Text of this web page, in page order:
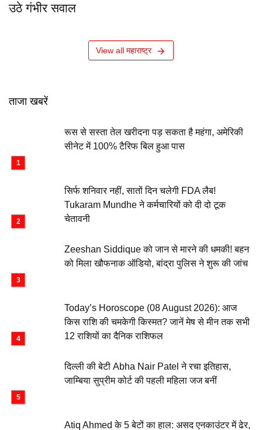
उठे गंभीर सवाल
View all महाराष्ट्र
ताजा खबरें
रूस से सस्ता तेल खरीदना पड़ सकता है महंगा, अमेरिकी
सीनेट में 100% टैरिफ बिल हुआ पास
सिर्फ शनिवार नहीं, सातों दिन चलेगी FDA लैब!
Tukaram Mundhe ने कर्मचारियों को दी दो टूक
चेतावनी
Zeeshan Siddique को जान से मारने की धमकी! बहन
को मिला खौफनाक ऑडियो, बांद्रा पुलिस ने शुरू की जांच
Today’s Horoscope (08 August 2026): आज
किस राशि की चमकेगी किस्मत? जानें मेष से मीन तक सभी
12 राशियों का दैनिक राशिफल
दिल्ली की बेटी Abha Nair Patel ने रचा इतिहास,
जाम्बिया सुप्रीम कोर्ट की पहली महिला जज बनीं
Atiq Ahmed के 5 बेटों का हाल: असद एनकाउंटर में ढेर,